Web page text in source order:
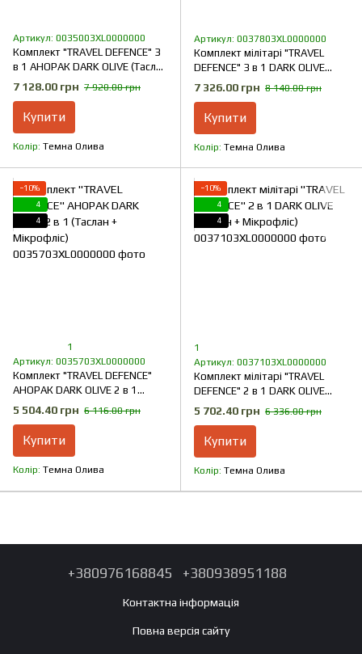
Артикул: 0035003XL0000000
Комплект "TRAVEL DEFENCE" 3
в 1 АНОРАК DARK OLIVE (Таслан
+ Мікрофліс)
7 128.00 грн 7 920.00 грн
Купити
Колір Темна Олива
Артикул: 0037803XL0000000
Комплект мілітарі "TRAVEL
DEFENCE" 3 в 1 DARK OLIVE
(Таслан + Мікрофліс)
7 326.00 грн 8 140.00 грн
Купити
Колір Темна Олива
−10%
4
4
1
Артикул: 0035703XL0000000
Комплект "TRAVEL DEFENCE"
АНОРАК DARK OLIVE 2 в 1
(Таслан + Мікрофліс)
5 504.40 грн 6 116.00 грн
Купити
Колір Темна Олива
−10%
4
4
1
Артикул: 0037103XL0000000
Комплект мілітарі "TRAVEL
DEFENCE" 2 в 1 DARK OLIVE
(Таслан + Мікрофліс)
5 702.40 грн 6 336.00 грн
Купити
Колір Темна Олива
+380976168845 +380938951188
Контактна інформація
Повна версія сайту